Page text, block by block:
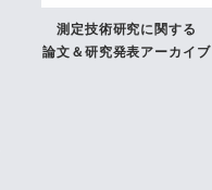
測定技術研究に関する
論文＆研究発表アーカイブ